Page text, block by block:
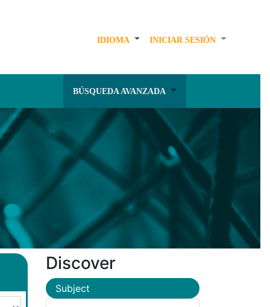
IDIOMA INICIAR SESIÓN
BÚSQUEDA AVANZADA
Discover
Subject